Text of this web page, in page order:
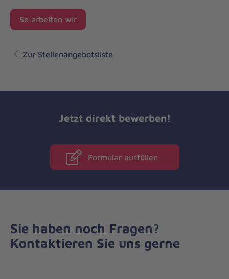
So arbeiten wir
Zur Stellenangebotsliste
Jetzt direkt bewerben!
Formular ausfüllen
Sie haben noch Fragen?
Kontaktieren Sie uns gerne